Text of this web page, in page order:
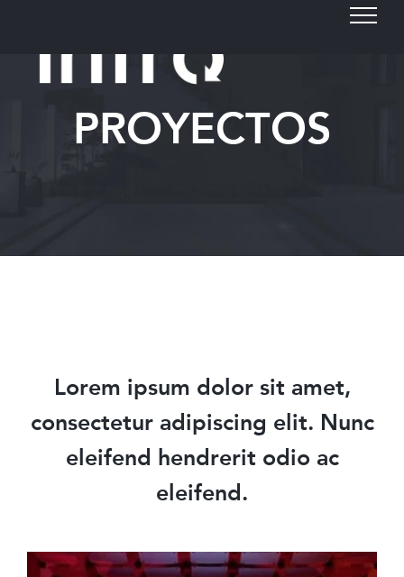
PROYECTOS
Lorem ipsum dolor sit amet,
consectetur adipiscing elit. Nunc
eleifend hendrerit odio ac
eleifend.